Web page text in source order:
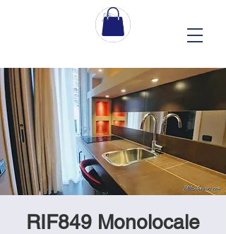
RIF849 Monolocale